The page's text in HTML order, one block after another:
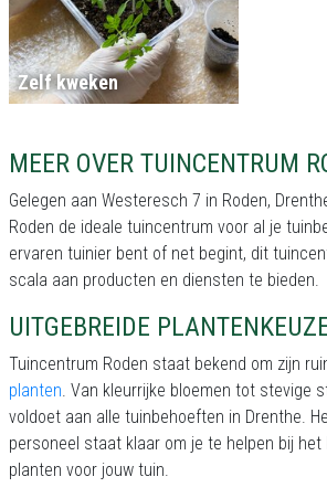
Zelf kweken
MEER OVER TUINCENTRUM
Gelegen aan Westeresch 7 in Roden,
Roden de ideale tuincentrum voor al je
ervaren tuinier bent of net begint, dit
scala aan producten en diensten te bieden.
UITGEBREIDE
Tuincentrum Roden staat bekend om zijn
planten. Van kleurrijke bloemen tot stevige
voldoet aan alle tuinbehoeften in Drenthe.
personeel staat klaar om je te helpen bij het
planten voor jouw tuin.